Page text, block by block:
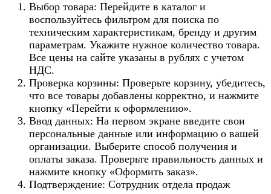
Выбор товара: Перейдите в каталог и
воспользуйтесь фильтром для поиска по
техническим характеристикам, бренду и другим
параметрам. Укажите нужное количество товара.
Все цены на сайте указаны в рублях с учетом
НДС.
Проверка корзины: Проверьте корзину, убедитесь,
что все товары добавлены корректно, и нажмите
кнопку «Перейти к оформлению».
Ввод данных: На первом экране введите свои
персональные данные или информацию о вашей
организации. Выберите способ получения и
оплаты заказа. Проверьте правильность данных и
нажмите кнопку «Оформить заказ».
Подтверждение: Сотрудник отдела продаж